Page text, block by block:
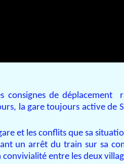
consignes de déplacement
la gare toujours active de
et les conflits que sa
un arrêt du train sur sa
entre les deux